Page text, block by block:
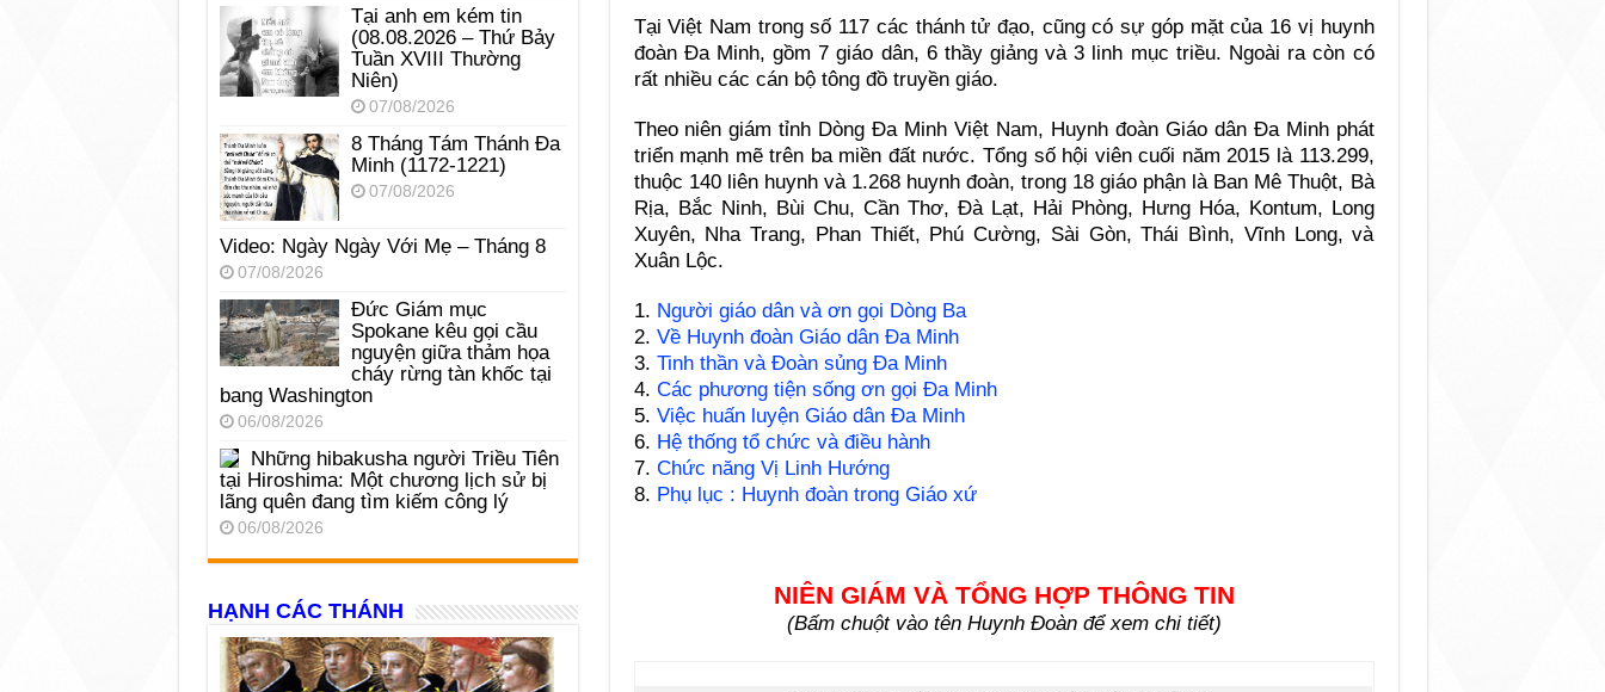
Tại Việt Nam trong số 117 các thánh tử đạo, cũng có sự góp mặt của 16 vị huynh
đoàn Đa Minh, gồm 7 giáo dân, 6 thầy giảng và 3 linh mục triều. Ngoài ra còn có
rất nhiều các cán bộ tông đồ truyền giáo.
Theo niên giám tỉnh Dòng Ða Minh Việt Nam, Huynh đoàn Giáo dân Ða Minh phát
triển mạnh mẽ trên ba miền đất nước. Tổng số hội viên cuối năm 2015 là 113.299,
thuộc 140 liên huynh và 1.268 huynh đoàn, trong 18 giáo phận là Ban Mê Thuột, Bà
Rịa, Bắc Ninh, Bùi Chu, Cần Thơ, Đà Lạt, Hải Phòng, Hưng Hóa, Kontum, Long
Xuyên, Nha Trang, Phan Thiết, Phú Cường, Sài Gòn, Thái Bình, Vĩnh Long, và
Xuân Lộc.
1. Người giáo dân và ơn gọi Dòng Ba
2. Về Huynh đoàn Giáo dân Đa Minh
3. Tinh thần và Đoàn sủng Đa Minh
4. Các phương tiện sống ơn gọi Đa Minh
5. Việc huấn luyện Giáo dân Đa Minh
6. Hệ thống tổ chức và điều hành
7. Chức năng Vị Linh Hướng
8. Phụ lục : Huynh đoàn trong Giáo xứ
NIÊN GIÁM VÀ TỔNG HỢP THÔNG TIN
(Bấm chuột vào tên Huynh Đoàn để xem chi tiết)
Tại anh em kém tin
(08.08.2026 – Thứ Bảy
Tuần XVIII Thường
Niên)
07/08/2026
8 Tháng Tám Thánh Ða
Minh (1172-1221)
07/08/2026
Video: Ngày Ngày Với Mẹ – Tháng 8
07/08/2026
Đức Giám mục
Spokane kêu gọi cầu
nguyện giữa thảm họa
cháy rừng tàn khốc tại
bang Washington
06/08/2026
Những hibakusha người Triều Tiên
tại Hiroshima: Một chương lịch sử bị
lãng quên đang tìm kiếm công lý
06/08/2026
HẠNH CÁC THÁNH